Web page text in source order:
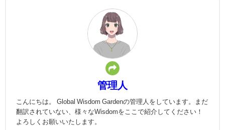
管理人
こんにちは。 Global Wisdom Gardenの管理人をしています。まだ
翻訳されていない、様々なWisdomをここで紹介してください！
よろしくお願いいたします。